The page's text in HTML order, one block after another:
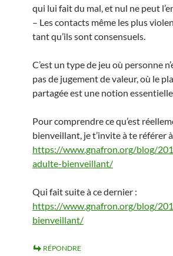
qui lui fait du mal, et nul ne peut
– Les contacts même les plus
tant qu’ils sont consensuels.
C’est un type de jeu où personne
pas de jugement de valeur, où le
partagée est une notion
Pour comprendre ce qu’est
bienveillant, je t’invite à te référer
https://www.gnafron.org/blog/
adulte-bienveillant/
Qui fait suite à ce dernier :
https://www.gnafron.org/blog/
bienveillant/
RÉPONDRE